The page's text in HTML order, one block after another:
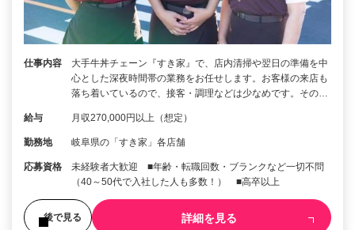
仕事内容
大手牛丼チェーン『すき家』で、店内清掃や翌日の準備を中
心とした深夜時間帯の業務をお任せします。お客様の来店も
落ち着いているので、接客・調理などは少なめです。その…
給与 月収270,000円以上（想定）
勤務地 岐阜県の「すき家」各店舗
応募資格
未経験者大歓迎 ■年齢・転職回数・ブランクなど一切不問
（40～50代で入社した人も多数！） ■高卒以上
後で見る 詳細を見る